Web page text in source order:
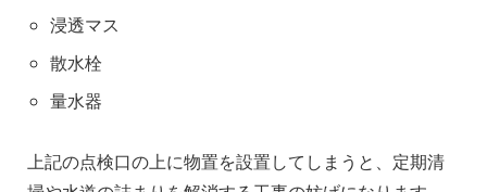
浸透マス
散水栓
量水器
上記の点検口の上に物置を設置してしまうと、定期清